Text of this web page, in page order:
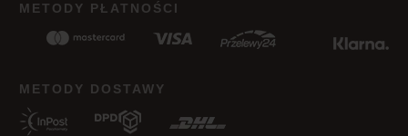
METODY PŁATNOŚCI
METODY DOSTAWY